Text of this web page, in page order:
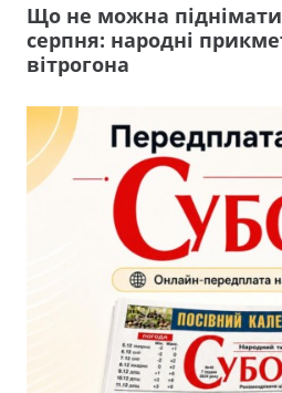
Що не можна піднімати
серпня: народні
вітрогона